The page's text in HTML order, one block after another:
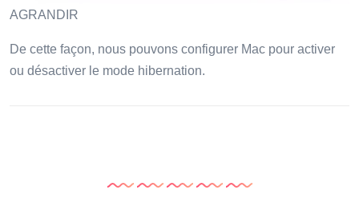
AGRANDIR
De cette façon, nous pouvons configurer Mac pour activer
ou désactiver le mode hibernation.